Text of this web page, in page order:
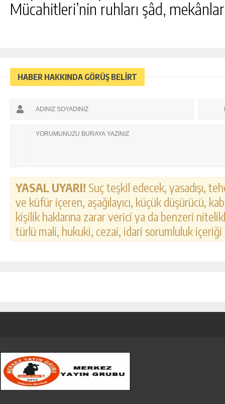
Mücahitleri’nin ruhları şâd,
HABER HAKKINDA GÖRÜŞ BELİRT
YASAL UYARI! Suç teşkil edecek, yasadışı,
ve küfür içeren, aşağılayıcı, küçük düşürücü,
kişilik haklarına zarar verici ya da benzeri
türlü mali, hukuki, cezai, idari sorumluluk